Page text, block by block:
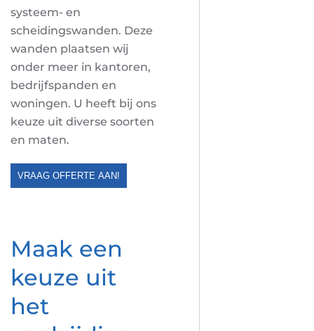
systeem- en
scheidingswanden. Deze
wanden plaatsen wij
onder meer in kantoren,
bedrijfspanden en
woningen. U heeft bij ons
keuze uit diverse soorten
en maten.
VRAAG OFFERTE AAN!
Maak een
keuze uit
het